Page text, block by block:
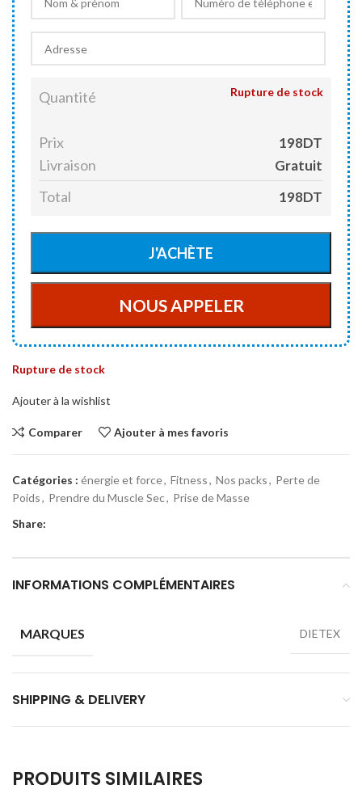
Quantité Rupture de stock
Prix 198DT
Livraison Gratuit
Total 198DT
Rupture de stock
Ajouter à la wishlist
Comparer Ajouter à mes favoris
Catégories : énergie et force, Fitness, Nos packs, Perte de
Poids, Prendre du Muscle Sec, Prise de Masse
Share:
INFORMATIONS COMPLÉMENTAIRES
MARQUES DIETEX
SHIPPING & DELIVERY
PRODUITS SIMILAIRES